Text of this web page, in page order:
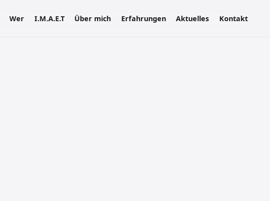
Wer I.M.A.E.T Über mich Erfahrungen Aktuelles Kontakt